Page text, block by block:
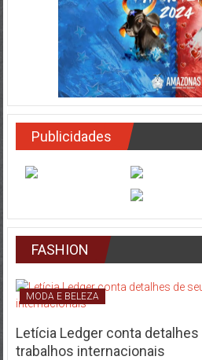
Publicidades
FASHION
MODA E BELEZA
Letícia Ledger conta
trabalhos internacionais